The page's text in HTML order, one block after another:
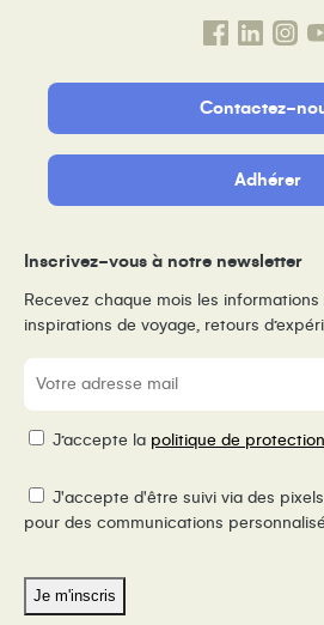
Contactez-
Adhérer
Inscrivez-vous à notre newsletter
Recevez chaque mois les informations
inspirations de voyage, retours
E-
mail
RGPDJ’accepte la politique de
Pixel
de
J'accepte d'être suivi via des
pour des communications